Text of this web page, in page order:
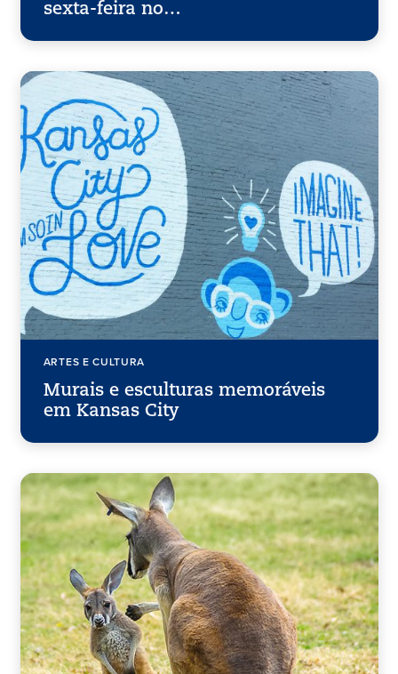
sexta-feira no…
ARTES E CULTURA
Murais e esculturas memoráveis
em Kansas City